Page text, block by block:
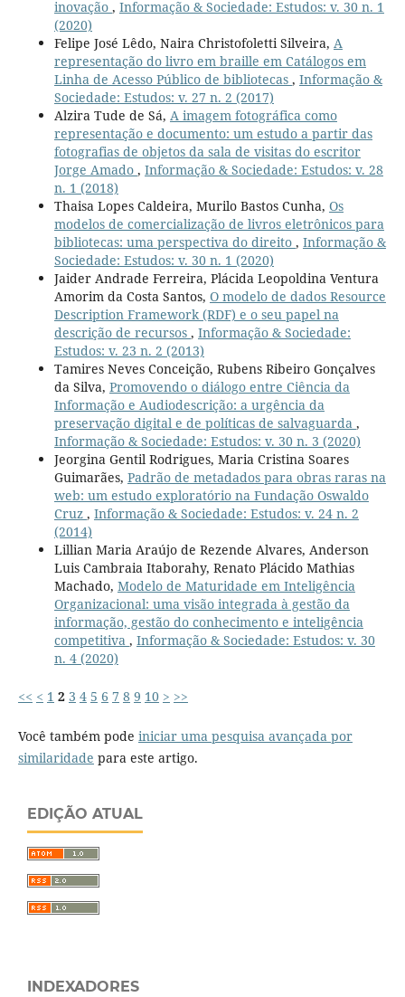
inovação , Informação & Sociedade: Estudos: v. 30 n. 1
(2020)
Felipe José Lêdo, Naira Christofoletti Silveira, A
representação do livro em braille em Catálogos em
Linha de Acesso Público de bibliotecas , Informação &
Sociedade: Estudos: v. 27 n. 2 (2017)
Alzira Tude de Sá, A imagem fotográfica como
representação e documento: um estudo a partir das
fotografias de objetos da sala de visitas do escritor
Jorge Amado , Informação & Sociedade: Estudos: v. 28
n. 1 (2018)
Thaisa Lopes Caldeira, Murilo Bastos Cunha, Os
modelos de comercialização de livros eletrônicos para
bibliotecas: uma perspectiva do direito , Informação &
Sociedade: Estudos: v. 30 n. 1 (2020)
Jaider Andrade Ferreira, Plácida Leopoldina Ventura
Amorim da Costa Santos, O modelo de dados Resource
Description Framework (RDF) e o seu papel na
descrição de recursos , Informação & Sociedade:
Estudos: v. 23 n. 2 (2013)
Tamires Neves Conceição, Rubens Ribeiro Gonçalves
da Silva, Promovendo o diálogo entre Ciência da
Informação e Audiodescrição: a urgência da
preservação digital e de políticas de salvaguarda ,
Informação & Sociedade: Estudos: v. 30 n. 3 (2020)
Jeorgina Gentil Rodrigues, Maria Cristina Soares
Guimarães, Padrão de metadados para obras raras na
web: um estudo exploratório na Fundação Oswaldo
Cruz , Informação & Sociedade: Estudos: v. 24 n. 2
(2014)
Lillian Maria Araújo de Rezende Alvares, Anderson
Luis Cambraia Itaborahy, Renato Plácido Mathias
Machado, Modelo de Maturidade em Inteligência
Organizacional: uma visão integrada à gestão da
informação, gestão do conhecimento e inteligência
competitiva , Informação & Sociedade: Estudos: v. 30
n. 4 (2020)
<< < 1 2 3 4 5 6 7 8 9 10 > >>
Você também pode iniciar uma pesquisa avançada por
similaridade para este artigo.
EDIÇÃO ATUAL
INDEXADORES